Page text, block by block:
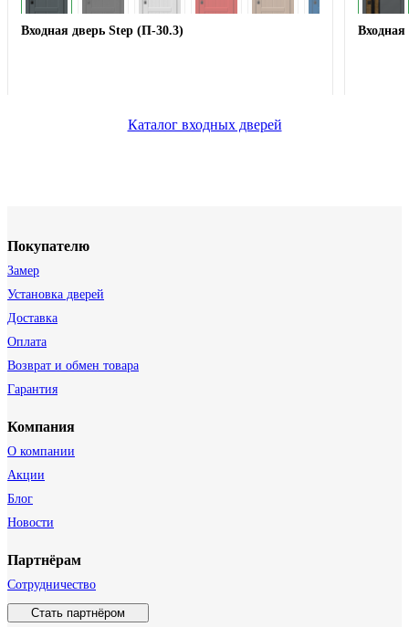
Входная дверь Step (П-30.3)
Каталог входных дверей
Покупателю
Замер
Установка дверей
Доставка
Оплата
Возврат и обмен товара
Гарантия
Компания
О компании
Акции
Блог
Новости
Партнёрам
Сотрудничество
Стать партнёром